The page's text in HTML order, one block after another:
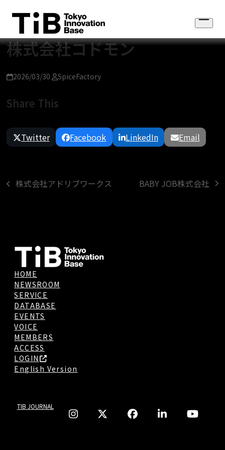
content
Open
menu
株式会社コドモン
2026/03/30 SpiceFactory
Share This
Twitter Facebook LinkedIn Email
previous
株式会社アドリブワークス
next
BABY JOB株式会社
HOME
NEWSROOM
SERVICE
DATABASE
EVENTS
VOICE
MEMBERS
ACCESS
LOGIN
English Version
TIB JOURNAL